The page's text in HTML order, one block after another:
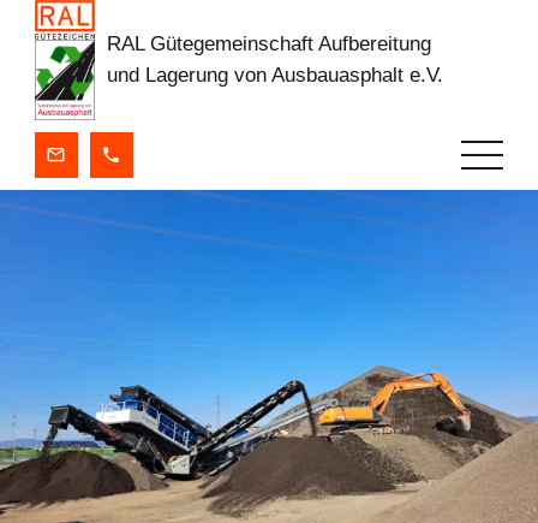
RAL Gütegemeinschaft Aufbereitung
und Lagerung von Ausbauasphalt e.V.